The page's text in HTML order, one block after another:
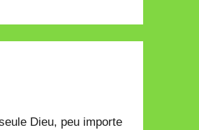
Dieu, peu importe